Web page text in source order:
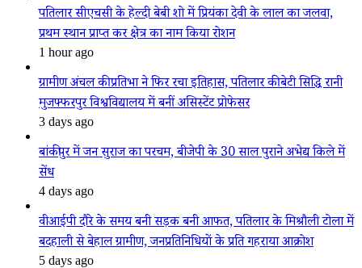
पतिलार सीएचसी के हेल्दी बेबी शो में प्रियंका देवी के लाल का जलवा,
प्रथम स्थान प्राप्त कर क्षेत्र का नाम किया रोशन
1 hour ago
ग्रामीण अंचल की प्रतिभा ने फिर रचा इतिहास, पतिलार की बेटी सिद्धि रानी
मुजफ्फरपुर विश्वविद्यालय में बनीं असिस्टेंट प्रोफेसर
3 days ago
बांकीपुर में जन सुराज का परचम, बीजेपी के 30 साल पुराने अभेद्य किले में
सेंध
4 days ago
वीआईपी दौरे के समय बनी सड़क बनी आफत, पतिलार के मिश्रौली टोला में
बदहाली से बेहाल ग्रामीण, जनप्रतिनिधियों के प्रति गहराया आक्रोश
5 days ago